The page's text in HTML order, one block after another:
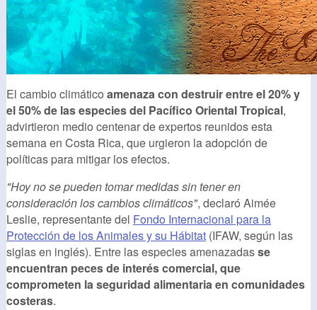
El cambio climático amenaza con destruir entre el 20% y
el 50% de las especies del Pacífico Oriental Tropical,
advirtieron medio centenar de expertos reunidos esta
semana en Costa Rica, que urgieron laadopción de
políticas para mitigar los efectos.
"Hoy no se pueden tomar medidas sin tener en
consideración loscambios climáticos", declaró Aimée
Leslie, representante del Fondo Internacional para la
Protección de los Animales y su Hábitat (IFAW, según las
siglas en inglés). Entre las especies amenazadasse
encuentran peces de interés comercial, que
comprometen laseguridad alimentaria en comunidades
costeras.